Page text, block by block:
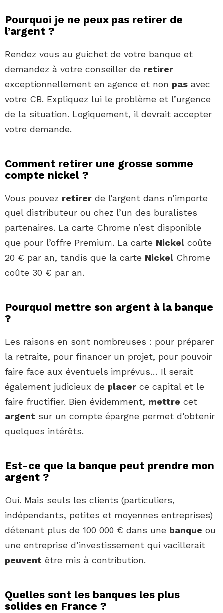
Pourquoi je ne peux pas retirer de
l’argent ?
Rendez vous au guichet de votre banque et
demandez à votre conseiller de retirer
exceptionnellement en agence et non pas avec
votre CB. Expliquez lui le problème et l’urgence
de la situation. Logiquement, il devrait accepter
votre demande.
Comment retirer une grosse somme
compte nickel ?
Vous pouvez retirer de l’argent dans n’importe
quel distributeur ou chez l’un des buralistes
partenaires. La carte Chrome n’est disponible
que pour l’offre Premium. La carte Nickel coûte
20 € par an, tandis que la carte Nickel Chrome
coûte 30 € par an.
Pourquoi mettre son argent à la banque
?
Les raisons en sont nombreuses : pour préparer
la retraite, pour financer un projet, pour pouvoir
faire face aux éventuels imprévus… Il serait
également judicieux de placer ce capital et le
faire fructifier. Bien évidemment, mettre cet
argent sur un compte épargne permet d’obtenir
quelques intérêts.
Est-ce que la banque peut prendre mon
argent ?
Oui. Mais seuls les clients (particuliers,
indépendants, petites et moyennes entreprises)
détenant plus de 100 000 € dans une banque ou
une entreprise d’investissement qui vacillerait
peuvent être mis à contribution.
Quelles sont les banques les plus
solides en France ?